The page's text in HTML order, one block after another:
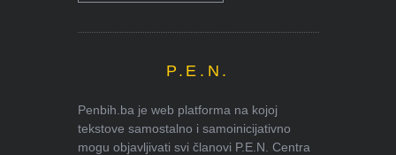
P.E.N.
Penbih.ba je web platforma na kojoj
tekstove samostalno i samoinicijativno
mogu objavljivati svi članovi P.E.N. Centra